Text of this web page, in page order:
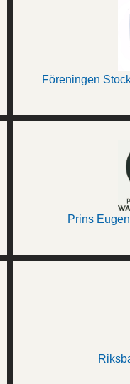
Föreningen
Prins